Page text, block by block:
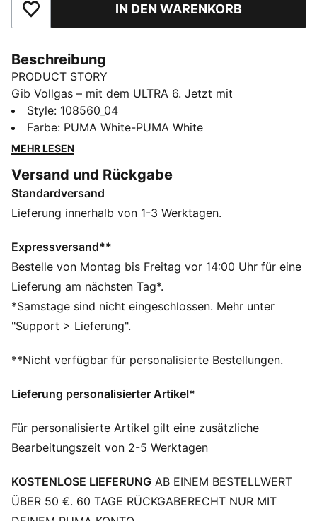
Zu Favoriten hinzufügenIN DEN WARENKORB
Beschreibung
PRODUCT STORY
Gib Vollgas – mit dem ULTRA 6. Jetzt mit
überarbeitetem Obermaterial aus Funktions-Synthetik.
Für Pässe mit Präzision und ein Spielgefühl wie auf
Schienen. Ein PWRTAPE Stützrahmen stabilisiert den
einzuschränken. Die SPEEDSYSTEM-Laufsohle und
unser präzisionsgefertigtes FastTrax Stollendesign
bringen dich dabei schneller vom Anstoß zum Netz,
FEATURES + VORTEILE
BESCHLEUNIGUNG: SPEEDSYSTEM-Laufsohle von
PUMA mit einer federnden Platte und einem
innovativen Stollensystem für blitzschnelle
Beschleunigung
TRAKTION: Das FastTrax Stollendesign für
andere schneiden und abbremsen
den Fuß im Schuh, ohne die Agilität und
Das Obermaterial der Schuhe besteht zu mindestens
30 % aus recycelten Materialien.
Breite: Regulär
Leichte und dünne Peba-Laufsohle mit Stollen
Verschluss: Schnürsenkel
Style: 108560_04
Farbe: PUMA White-PUMA White
MEHR LESEN
Versand und Rückgabe
Standardversand
Lieferung innerhalb von 1-3 Werktagen.
Expressversand**
Bestelle von Montag bis Freitag vor 14:00 Uhr für eine
Lieferung am nächsten Tag*.
*Samstage sind nicht eingeschlossen. Mehr unter
"Support > Lieferung".
**Nicht verfügbar für personalisierte Bestellungen.
Lieferung personalisierter Artikel*
Für personalisierte Artikel gilt eine zusätzliche
Bearbeitungszeit von 2-5 Werktagen
KOSTENLOSE LIEFERUNG AB EINEM BESTELLWERT
ÜBER 50 €. 60 TAGE RÜCKGABERECHT NUR MIT